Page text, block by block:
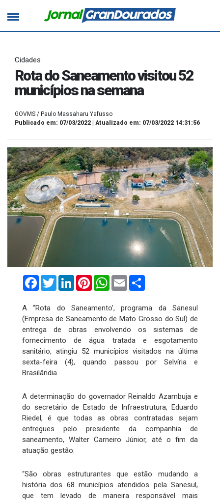
Cidades
Rota do Saneamento visitou 52
municípios na semana
GOVMS / Paulo Massaharu Yafusso
Publicado em: 07/03/2022 | Atualizado em: 07/03/2022 14:31:56
FacebookTwitterLinkedInPinterestWhatsApp
Email
A “Rota do Saneamento', programa da Sanesul
(Empresa de Saneamento de Mato Grosso do Sul) de
entrega de obras envolvendo os sistemas de
fornecimento de água tratada e esgotamento
sanitário, atingiu 52 municípios visitados na última
sexta-feira (4), quando passou por Selvíria e
Brasilândia.
A determinação do governador Reinaldo Azambuja e
do secretário de Estado de Infraestrutura, Eduardo
Riedel, é que todas as obras contratadas sejam
entregues pelo presidente da companhia de
saneamento, Walter Carneiro Júnior, até o fim da
atuação gestão.
“São obras estruturantes que estão mudando a
história dos 68 municípios atendidos pela Sanesul,
que tem levado de maneira responsável mais